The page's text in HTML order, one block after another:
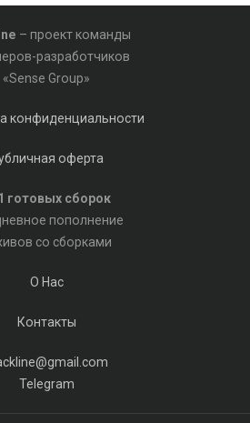
– проект команды
разработчиков
«Sense Group»
конфиденциальности
оферта
готовых сборок
пополнение
со сборками
О Нас
Контакты
Telegram